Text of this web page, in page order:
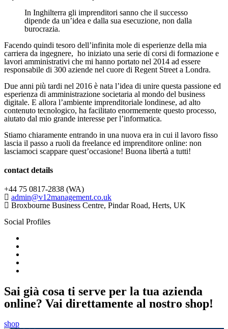
In Inghilterra gli imprenditori sanno che il successo
dipende da un’idea e dalla sua esecuzione, non dalla
burocrazia.
Facendo quindi tesoro dell’infinita mole di esperienze della mia
carriera da ingegnere, ho iniziato una serie di corsi di formazione e
lavori amministrativi che mi hanno portato nel 2014 ad essere
responsabile di 300 aziende nel cuore di Regent Street a Londra.
Due anni più tardi nel 2016 è nata l’idea di unire questa passione ed
esperienza di amministrazione societaria al mondo del business
digitale. E allora l’ambiente imprenditoriale londinese, ad alto
contenuto tecnologico, ha facilitato enormemente questo processo,
aiutato dal mio grande interesse per l’informatica.
Stiamo chiaramente entrando in una nuova era in cui il lavoro fisso
lascia il passo a ruoli da freelance ed imprenditore online: non
lasciamoci scappare quest’occasione! Buona libertà a tutti!
contact details
+44 75 0817-2838 (WA)
admin@v12management.co.uk
Broxbourne Business Centre, Pindar Road, Herts, UK
Social Profiles
Sai già cosa ti serve per la tua azienda
online? Vai direttamente al nostro shop!
shop